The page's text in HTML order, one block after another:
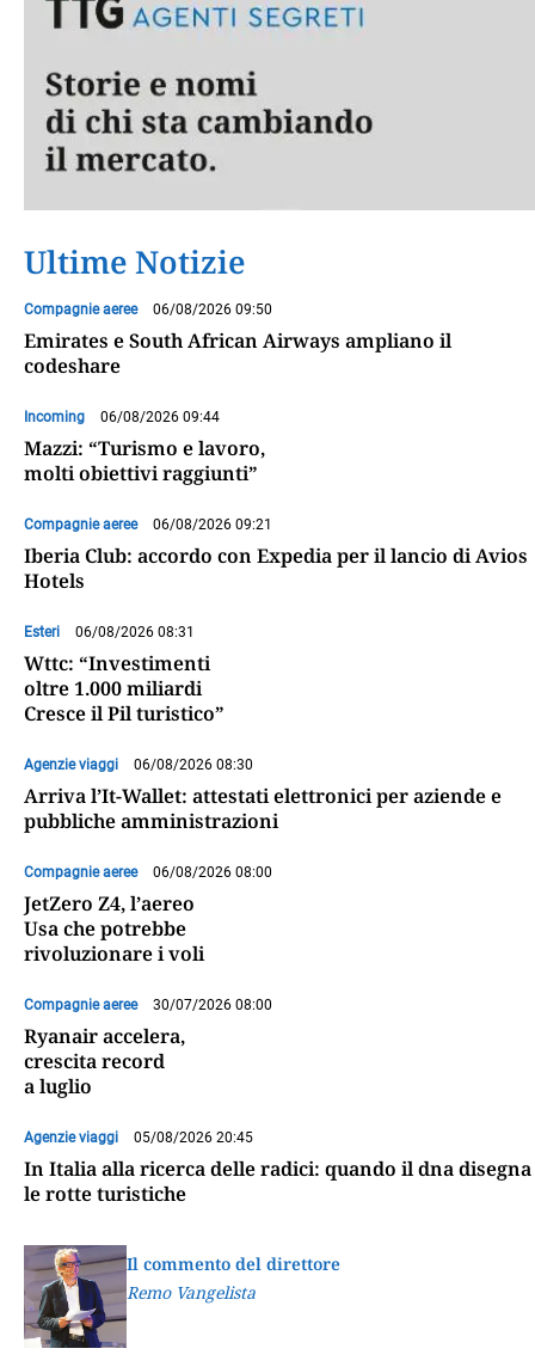
Ultime Notizie
Compagnie aeree 06/08/2026 09:50
Emirates e South African Airways ampliano il
codeshare
Incoming 06/08/2026 09:44
Mazzi: “Turismo e lavoro,
molti obiettivi raggiunti”
Compagnie aeree 06/08/2026 09:21
Iberia Club: accordo con Expedia per il lancio di Avios
Hotels
Esteri 06/08/2026 08:31
Wttc: “Investimenti
oltre 1.000 miliardi
Cresce il Pil turistico”
Agenzie viaggi 06/08/2026 08:30
Arriva l’It-Wallet: attestati elettronici per aziende e
pubbliche amministrazioni
Compagnie aeree 06/08/2026 08:00
JetZero Z4, l’aereo
Usa che potrebbe
rivoluzionare i voli
Compagnie aeree 30/07/2026 08:00
Ryanair accelera,
crescita record
a luglio
Agenzie viaggi 05/08/2026 20:45
In Italia alla ricerca delle radici: quando il dna disegna
le rotte turistiche
Il commento del direttore
Remo Vangelista